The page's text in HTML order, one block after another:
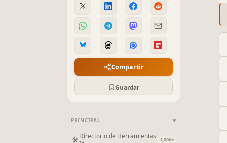
Compartir
Guardar
PRINCIPAL ▼
🛠 Directorio de Herramientas
1,800+